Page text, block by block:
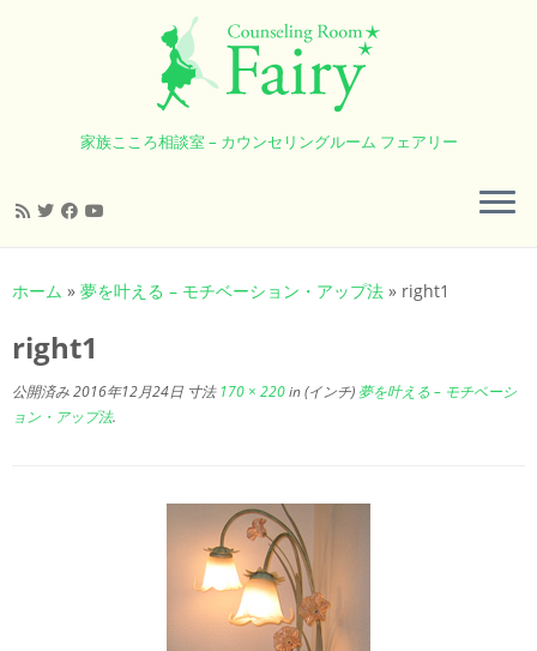
ン
ン
ツ
へ
家族こころ相談室 – カウンセリングルーム フェアリー
ホーム » 夢を叶える – モチベーション・アップ法 » right1
right1
公開済み2016年12月24日 寸法170 × 220in (インチ) 夢を叶える – モチベーシ
ョン・アップ法.